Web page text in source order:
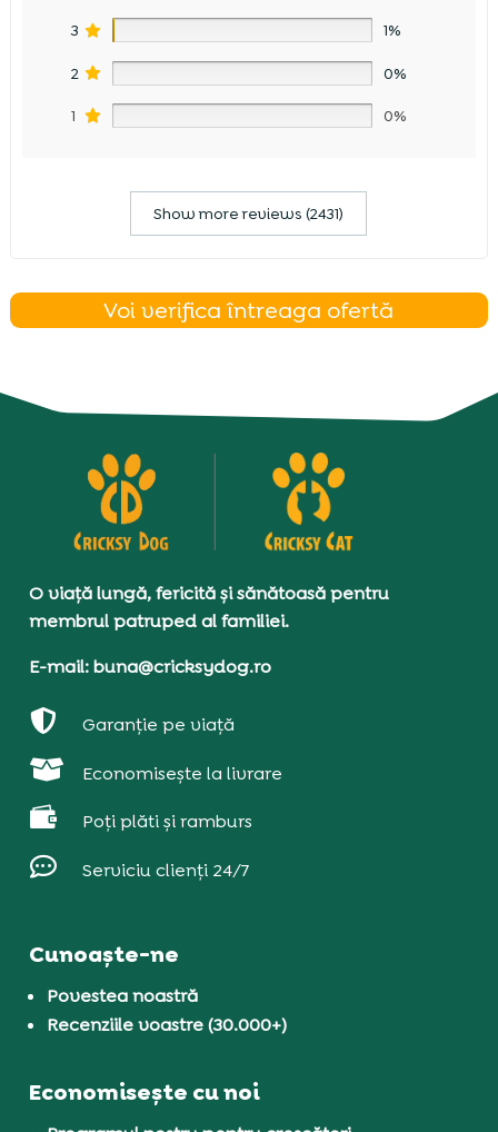
3 1%
2 0%
1 0%
Show more reviews (2431)
Voi verifica întreaga ofertă
O viață lungă, fericită și sănătoasă pentru
membrul patruped al familiei.
E-mail: buna@cricksydog.ro
 Garanție pe viață
 Economisește la livrare
 Poți plăti și ramburs
 Serviciu clienți 24/7
Cunoaște-ne
Povestea noastră
Recenziile voastre (30.000+)
Economisește cu noi